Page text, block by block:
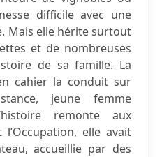
difficile avec une
Mais elle hérite surtout
et de nombreuses
de sa famille. La
cahier la conduit sur
jeune femme
remonte aux
l’Occupation, elle avait
accueillie par des